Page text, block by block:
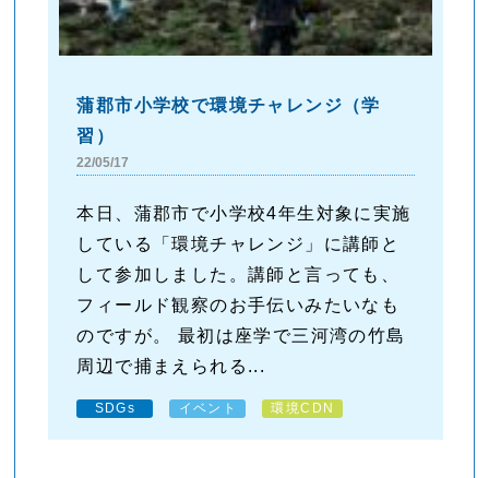
蒲郡市小学校で環境チャレンジ（学
習）
22/05/17
本日、蒲郡市で小学校4年生対象に実施
している「環境チャレンジ」に講師と
して参加しました。講師と言っても、
フィールド観察のお手伝いみたいなも
のですが。 最初は座学で三河湾の竹島
周辺で捕まえられる...
SDGs イベント 環境CDN